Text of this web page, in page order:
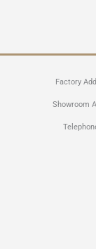
Factory
Showroom